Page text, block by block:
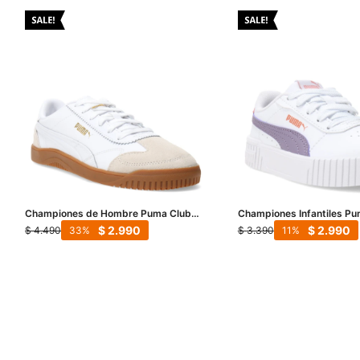
Championes de Hombre Puma Club
5V5 Lux - Blanco - Gris - Dorado
$ 4.490 $2.990
33
Championes Infantiles
2.0 - Blanco - Lila - Rojo
$ 3.390 $2.990
11